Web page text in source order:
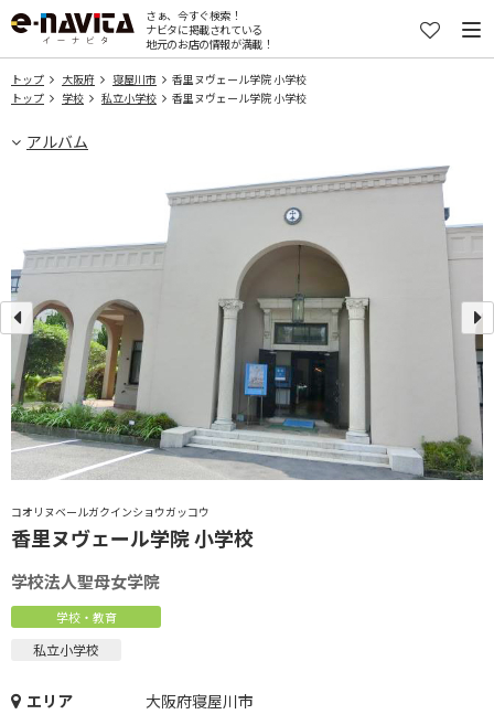
さぁ、今すぐ検索！
ナビタに掲載されている
地元のお店の情報が満載！
トップ 大阪府 寝屋川市
香里ヌヴェール学院 小学校
トップ
学校 私立小学校 香里ヌヴェール学院 小学校
アルバム
コオリヌベールガクインショウガッコウ
香里ヌヴェール学院 小学校
学校法人聖母女学院
学校・教育
私立小学校
エリア
大阪府寝屋川市